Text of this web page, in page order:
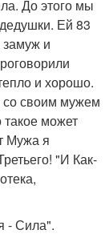
До этого мы
Ей 83
замуж и
и хорошо.
своим мужем
может
Мужа я
"И Как-
- Сила".